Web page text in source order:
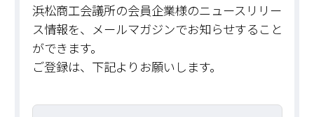
浜松商工会議所の会員企業様のニュースリリー
ス情報を、メールマガジンでお知らせすること
ができます。
ご登録は、下記よりお願いします。